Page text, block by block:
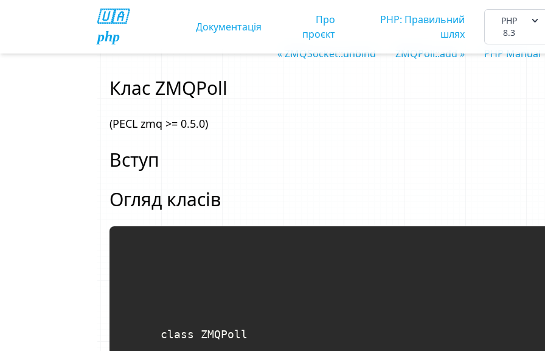
🇺🇦
php
Документація
Про
проєкт
PHP: Правильний
шлях
PHP
8.3
« ZMQSocket::unbind ZMQPoll::add » PHP Manual
Клас ZMQPoll
(PECL zmq >= 0.5.0)
Вступ
Огляд класів
      class ZMQPoll